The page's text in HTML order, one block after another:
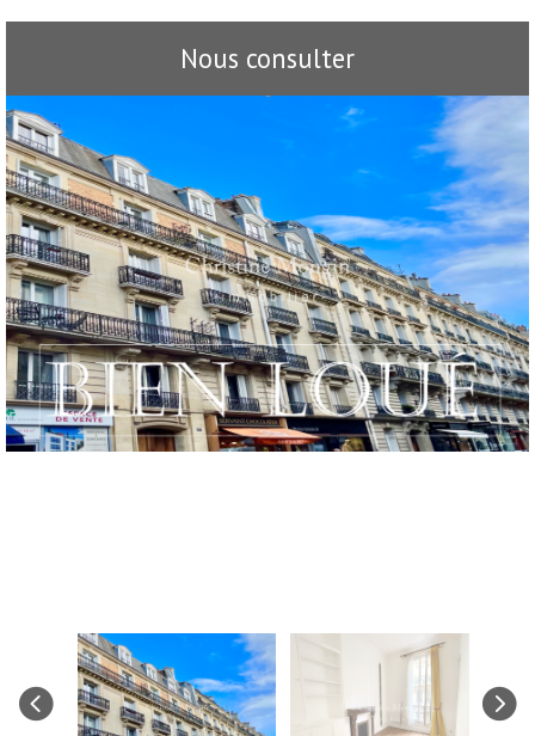
Nous consulter